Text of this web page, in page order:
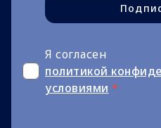
Я согласен
политикой
условиями *